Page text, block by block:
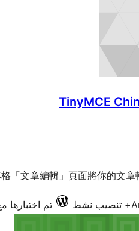
TinyMCE
「文章編輯」頁面將你的文章
تم اختبارها مع